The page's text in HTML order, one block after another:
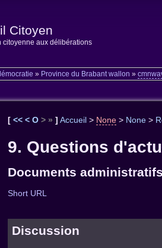
Citoyen
citoyenne aux délibérations
» Province du Brabant wallon »
[<<<O> »] Accueil > None > None >
9. Questions
Documents administratifs
Short URL
Discussion